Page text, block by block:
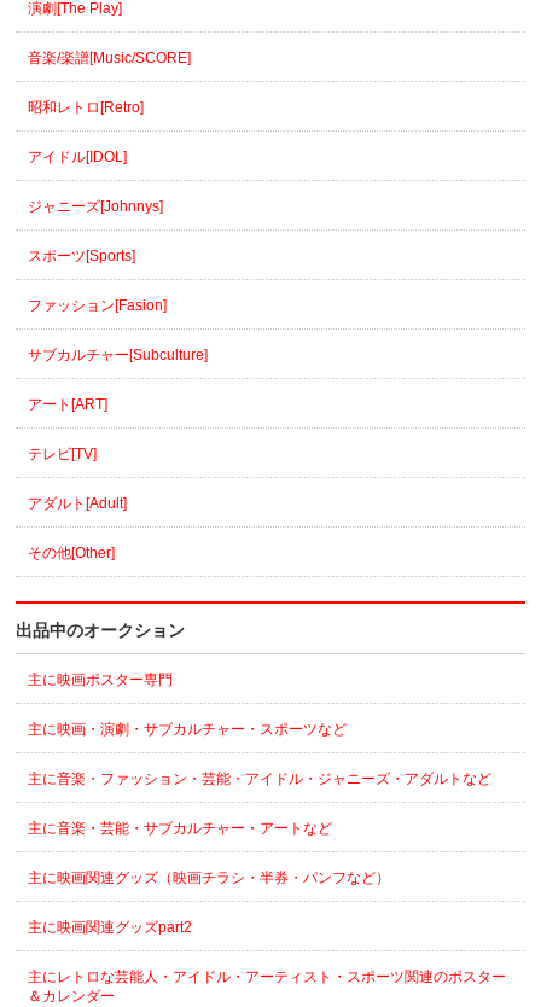
演劇[The Play]
音楽/楽譜[Music/SCORE]
昭和レトロ[Retro]
アイドル[IDOL]
ジャニーズ[Johnnys]
スポーツ[Sports]
ファッション[Fasion]
サブカルチャー[Subculture]
アート[ART]
テレビ[TV]
アダルト[Adult]
その他[Other]
出品中のオークション
主に映画ポスター専門
主に映画・演劇・サブカルチャー・スポーツなど
主に音楽・ファッション・芸能・アイドル・ジャニーズ・アダルトなど
主に音楽・芸能・サブカルチャー・アートなど
主に映画関連グッズ（映画チラシ・半券・パンフなど）
主に映画関連グッズpart2
主にレトロな芸能人・アイドル・アーティスト・スポーツ関連のポスター
＆カレンダー